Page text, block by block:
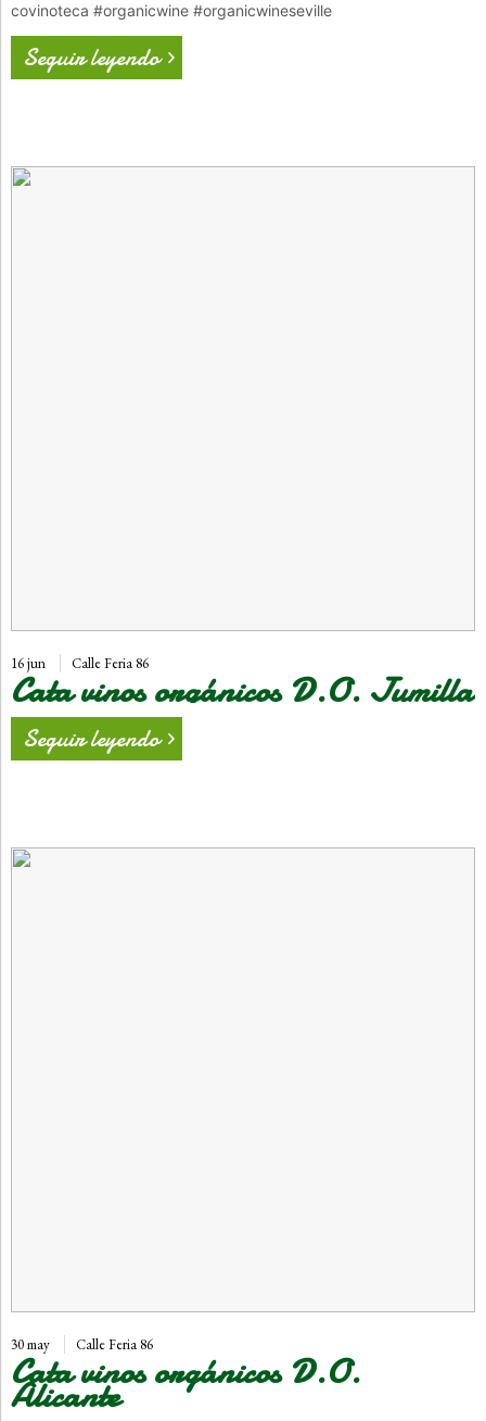
covinoteca #organicwine #organicwineseville
Seguir leyendo
16 jun Calle Feria 86
Cata vinos orgánicos D.O. Jumilla
Seguir leyendo
30 may Calle Feria 86
Cata vinos orgánicos D.O.
Alicante